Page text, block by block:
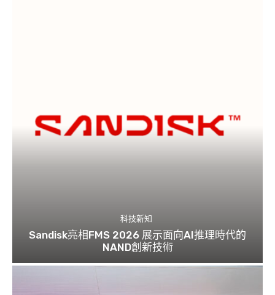
科技新知
Sandisk亮相FMS 2026 展示面向AI推理時代的
NAND創新技術